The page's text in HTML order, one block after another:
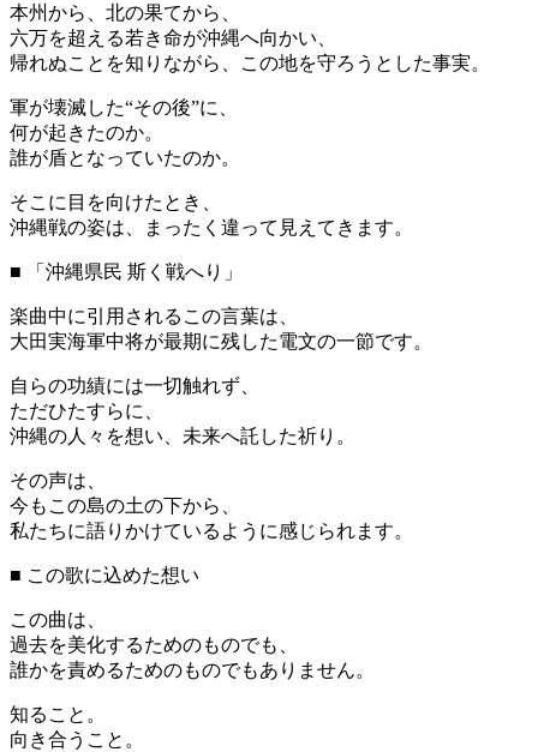
本州から、北の果てから、
六万を超える若き命が沖縄へ向かい、
帰れぬことを知りながら、この地を守ろうとした事実。
軍が壊滅した“その後”に、
何が起きたのか。
誰が盾となっていたのか。
そこに目を向けたとき、
沖縄戦の姿は、まったく違って見えてきます。
■ 「沖縄県民 斯く戦へり」
楽曲中に引用されるこの言葉は、
大田実海軍中将が最期に残した電文の一節です。
自らの功績には一切触れず、
ただひたすらに、
沖縄の人々を想い、未来へ託した祈り。
その声は、
今もこの島の土の下から、
私たちに語りかけているように感じられます。
■ この歌に込めた想い
この曲は、
過去を美化するためのものでも、
誰かを責めるためのものでもありません。
知ること。
向き合うこと。